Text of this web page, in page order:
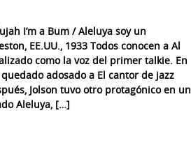
I’m a Bum / Aleluya soy un
EE.UU., 1933 Todos conocen a Al
como la voz del primer talkie. En
adosado a El cantor de jazz
Jolson tuvo otro protagónico en un
Aleluya, […]